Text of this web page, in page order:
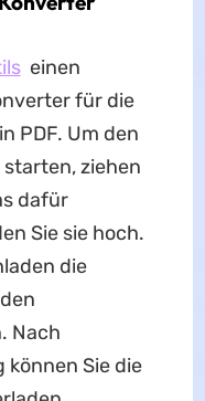
einen
für die
PDF. Um den
ziehen
dafür
Sie sie hoch.
die
Nach
Sie die